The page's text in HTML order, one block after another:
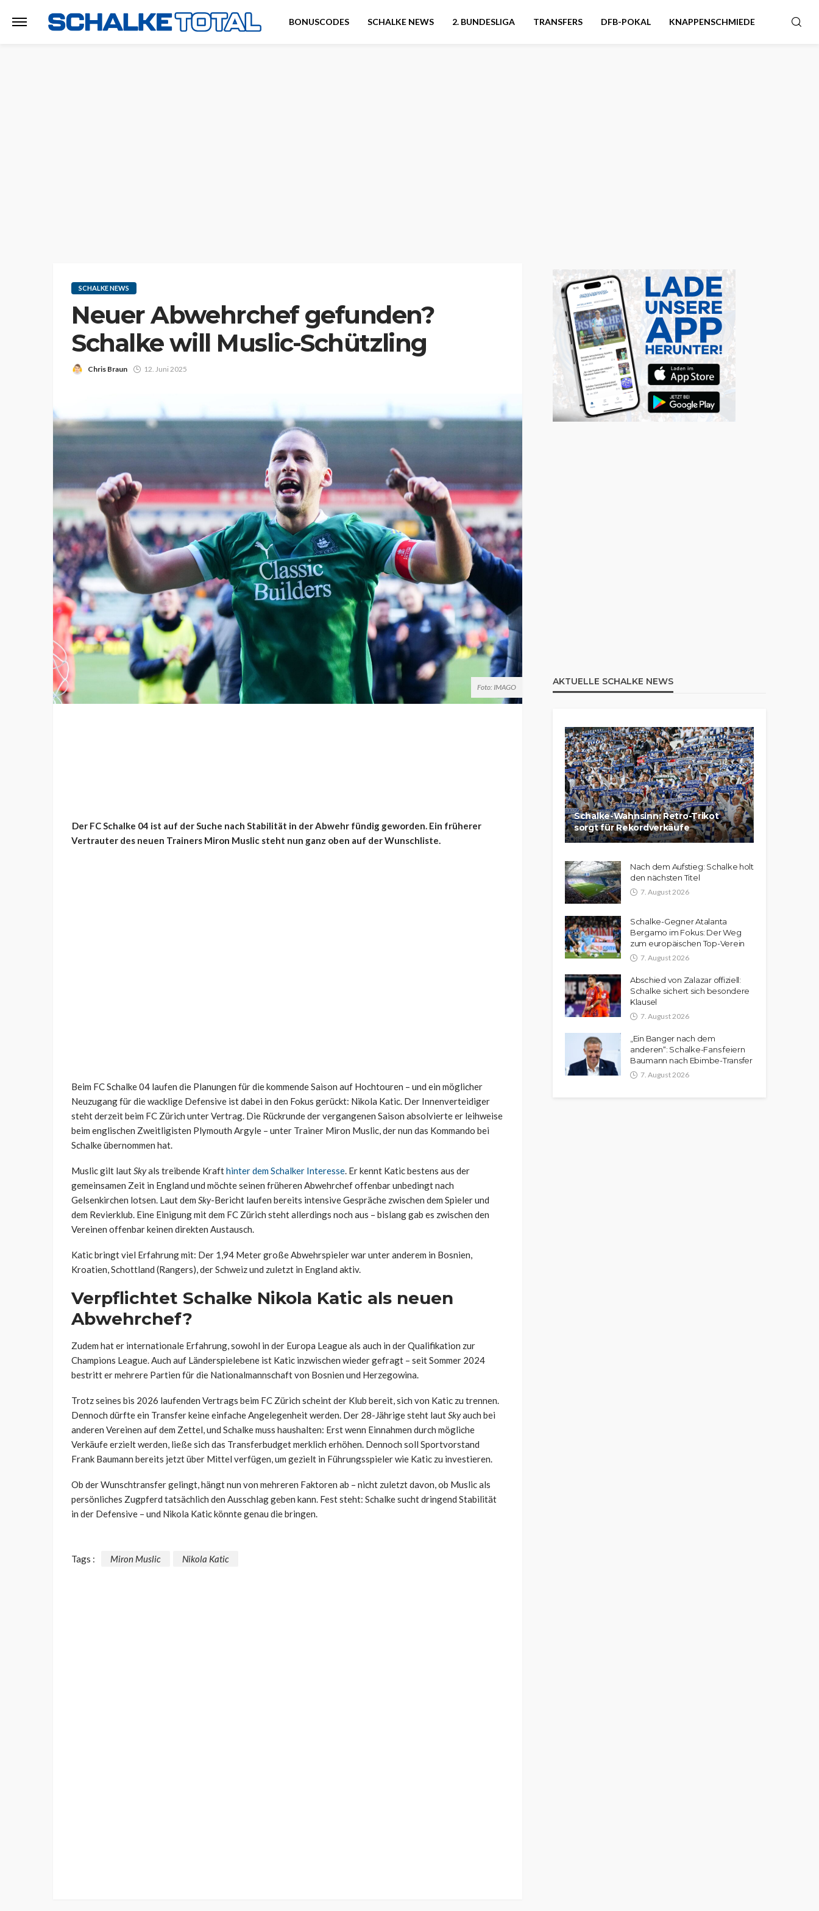
BONUSCODES SCHALKE NEWS 2. BUNDESLIGA TRANSFERS DFB-POKAL KNAPPENSCHMIEDE
SCHALKE NEWS
Neuer Abwehrchef gefunden?
Schalke will Muslic-Schützling
Chris Braun 12. Juni 2025
Foto: IMAGO
Der FC Schalke 04 ist auf der Suche nach Stabilität in der Abwehr fündig geworden. Ein früherer
Vertrauter des neuen Trainers Miron Muslic steht nun ganz oben auf der Wunschliste.
Beim FC Schalke 04 laufen die Planungen für die kommende Saison auf Hochtouren – und ein möglicher
Neuzugang für die wacklige Defensive ist dabei in den Fokus gerückt: Nikola Katic. Der Innenverteidiger
steht derzeit beim FC Zürich unter Vertrag. Die Rückrunde der vergangenen Saison absolvierte er leihweise
beim englischen Zweitligisten Plymouth Argyle – unter Trainer Miron Muslic, der nun das Kommando bei
Schalke übernommen hat.
Muslic gilt lautSkyals treibende Krafthinter dem Schalker Interesse. Er kennt Katic bestens aus der
gemeinsamen Zeit in England und möchte seinen früheren Abwehrchef offenbar unbedingt nach
Gelsenkirchen lotsen. Laut dem Sky-Bericht laufen bereits intensive Gespräche zwischen dem Spieler und
dem Revierklub. Eine Einigung mit dem FC Zürich steht allerdings noch aus – bislang gab es zwischen den
Vereinen offenbar keinen direkten Austausch.
Katic bringt viel Erfahrung mit: Der 1,94 Meter große Abwehrspieler war unter anderem in Bosnien,
Kroatien, Schottland (Rangers), der Schweiz und zuletzt in England aktiv.
Verpflichtet Schalke Nikola Katic als neuen
Abwehrchef?
Zudem hat er internationale Erfahrung, sowohl in der Europa League als auch in der Qualifikation zur
Champions League. Auch auf Länderspielebene ist Katic inzwischen wieder gefragt – seit Sommer 2024
bestritt er mehrere Partien für die Nationalmannschaft von Bosnien und Herzegowina.
Trotz seines bis 2026 laufenden Vertrags beim FC Zürich scheint der Klub bereit, sich von Katic zu trennen.
Dennoch dürfte ein Transfer keine einfache Angelegenheit werden. Der 28-Jährige steht lautSkyauch bei
anderen Vereinen auf dem Zettel, und Schalke muss haushalten: Erst wenn Einnahmen durch mögliche
Verkäufe erzielt werden, ließe sich das Transferbudget merklich erhöhen. Dennoch soll Sportvorstand
Frank Baumann bereits jetzt über Mittel verfügen, um gezielt in Führungsspieler wie Katic zu investieren.
Ob der Wunschtransfer gelingt, hängt nun von mehreren Faktoren ab – nicht zuletzt davon, ob Muslic als
persönliches Zugpferd tatsächlich den Ausschlag geben kann. Fest steht: Schalke sucht dringend Stabilität
in der Defensive – und Nikola Katic könnte genau die bringen.
Tags : Miron Muslic Nikola Katic
AKTUELLE SCHALKE NEWS
Schalke-Wahnsinn: Retro-Trikot
sorgt für Rekordverkäufe
Nach dem Aufstieg: Schalke holt
den nächsten Titel
7. August 2026
Schalke-Gegner Atalanta
Bergamo im Fokus: Der Weg
zum europäischen Top-Verein
7. August 2026
Abschied von Zalazar offiziell:
Schalke sichert sich besondere
Klausel
7. August 2026
„Ein Banger nach dem
anderen“: Schalke-Fans feiern
Baumann nach Ebimbe-Transfer
7. August 2026